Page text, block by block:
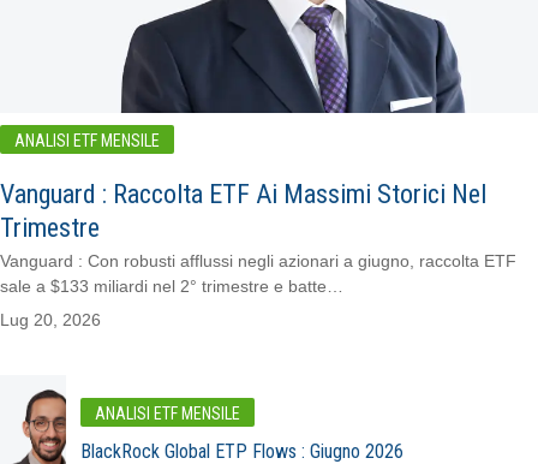
ANALISI ETF MENSILE
Vanguard : Raccolta ETF Ai Massimi Storici Nel
Trimestre
Vanguard : Con robusti afflussi negli azionari a giugno, raccolta ETF
sale a $133 miliardi nel 2° trimestre e batte…
Lug 20, 2026
ANALISI ETF MENSILE
BlackRock Global ETP Flows : Giugno 2026